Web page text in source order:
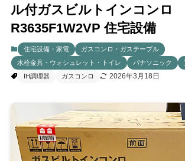
ル付ガスビルトインコンロ
R3635F1W2VP 住宅設備
住宅設備・家電
ガスコンロ・ガステーブル
水栓金具・ウォシュレット・トイレ
パナソニック
IH調理器
ガスコンロ 2026年3月18日